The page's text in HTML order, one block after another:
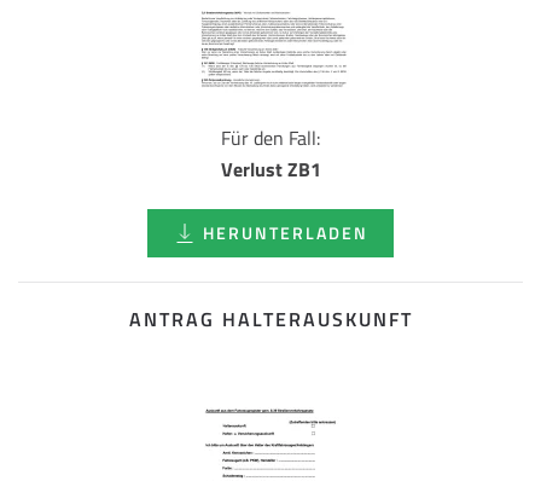
Für den Fall:
Verlust ZB1
HERUNTERLADEN
ANTRAG HALTERAUSKUNFT